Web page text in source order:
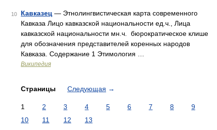
10 Кавказец — Этнолингвистическая карта современного
Кавказа Лицо кавказской национальности ед.ч., Лица
кавказской национальности мн.ч. бюрократическое клише
для обозначения представителей коренных народов
Кавказа. Содержание 1 Этимология …
Википедия
Страницы Следующая →
1 2 3 4 5 6 7 8
9
10
11 12 13